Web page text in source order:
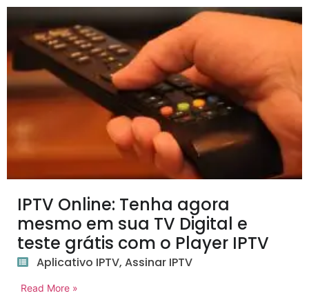
IPTV Online: Tenha agora
mesmo em sua TV Digital e
teste grátis com o Player IPTV
Aplicativo IPTV, Assinar IPTV
Read More »